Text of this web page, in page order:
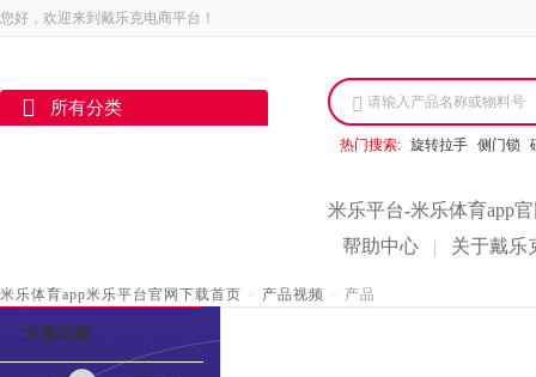
您好，欢迎来到戴乐克电商平台！
所有分类 请输入产品名称或物料号
热门搜索: 旋转拉手 侧门锁
米乐平台-米乐体育app
帮助中心
关于戴乐
米乐体育app米乐平台官网下载首页 > 产品视频 > 产品
文章导航